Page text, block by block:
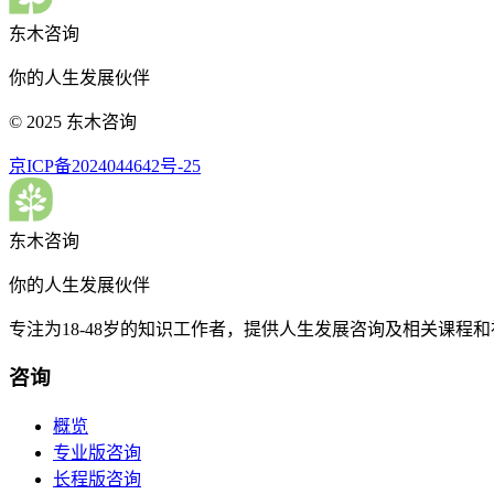
东木咨询
你的人生发展伙伴
© 2025 东木咨询
京ICP备2024044642号-25
东木咨询
你的人生发展伙伴
专注为18-48岁的知识工作者，提供人生发展咨询及相关课程和
咨询
概览
专业版咨询
长程版咨询